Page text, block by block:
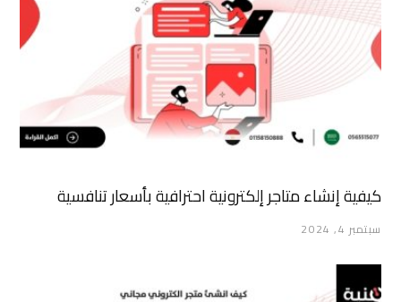
كيفية إنشاء متاجر إلكترونية احترافية بأسعار تنافسية
سبتمبر 4, 2024